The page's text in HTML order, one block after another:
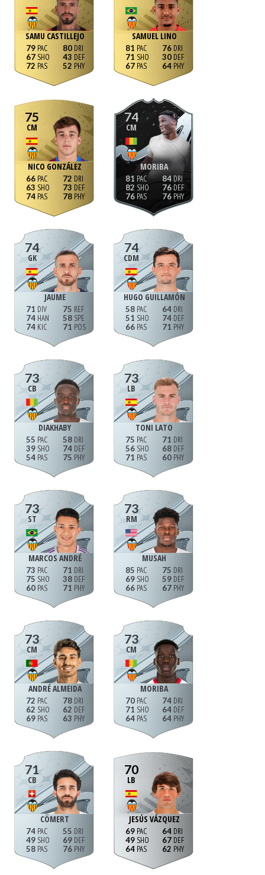
SAMU CASTILLEJO
79
67
72
80
43
52
SAMUEL LINO
81
71
67
76
30
64
75
CM
NICO GONZÁLEZ
66
63
74
72
73
78
74
CM
MORIBA
81
82
76
84
76
76
74
GK
JAUME
71
74
74
75
58
71
74
CDM
HUGO GUILLAMÓN
58
51
66
64
74
71
73
CB
DIAKHABY
55
39
54
58
74
75
73
LB
TONI LATO
75
56
71
71
68
60
73
ST
MARCOS ANDRÉ
73
75
60
71
38
71
73
RM
MUSAH
85
69
66
75
59
67
73
CM
ANDRÉ ALMEIDA
72
62
69
78
62
63
73
CM
MORIBA
70
71
64
74
64
64
71
CB
CÖMERT
74
49
58
55
69
76
70
LB
JESÚS VÁZQUEZ
69
49
64
64
67
62